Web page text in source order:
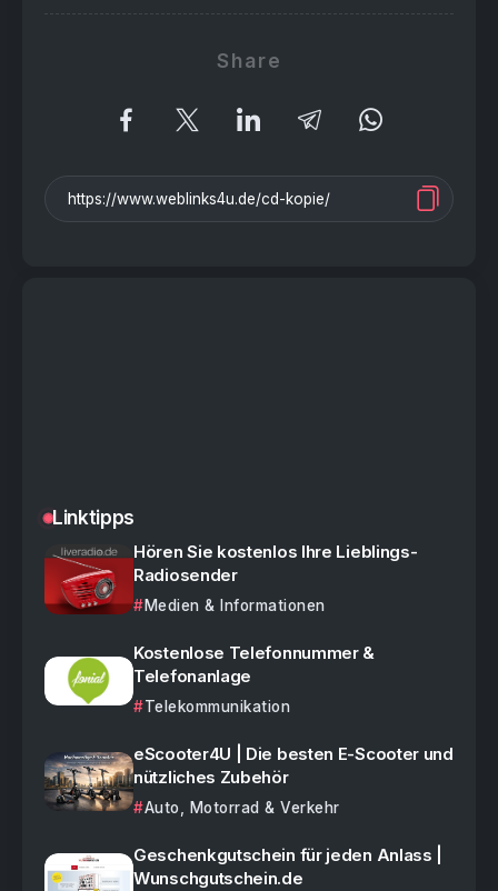
Share
Linktipps
Hören Sie kostenlos Ihre Lieblings-
Radiosender
Medien & Informationen
Kostenlose Telefonnummer &
Telefonanlage
Telekommunikation
eScooter4U | Die besten E-Scooter und
nützliches Zubehör
Auto, Motorrad & Verkehr
Geschenkgutschein für jeden Anlass |
Wunschgutschein.de